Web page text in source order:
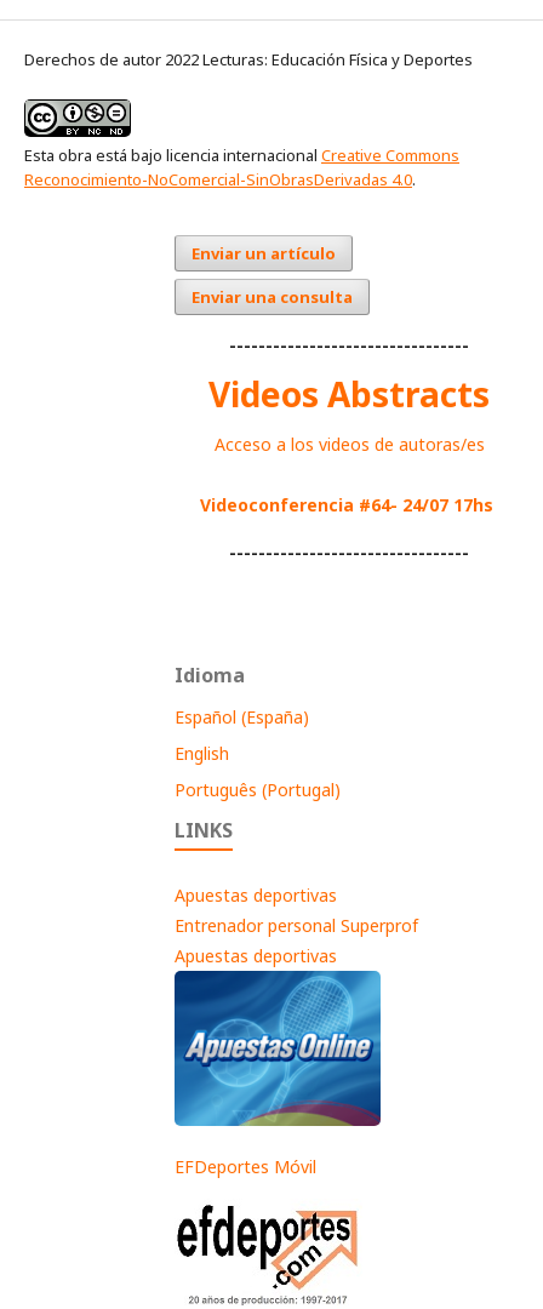
Derechos de autor 2022 Lecturas: Educación Física y Deportes
Esta obra está bajo licencia internacional Creative Commons
Reconocimiento-NoComercial-SinObrasDerivadas 4.0.
Enviar un artículo
Enviar una consulta
---------------------------------
Videos Abstracts
Acceso a los videos de autoras/es
Videoconferencia #64- 24/07 17hs
---------------------------------
Idioma
Español (España)
English
Português (Portugal)
LINKS
Apuestas deportivas
Entrenador personal Superprof
Apuestas deportivas
EFDeportes Móvil